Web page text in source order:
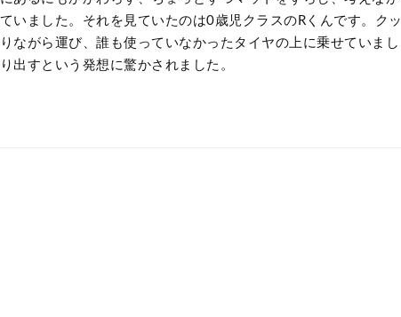
いました。それを見ていたのは0歳児クラスのRくんです。クッ
ながら運び、誰も使っていなかったタイヤの上に乗せていまし
出すという発想に驚かされました。